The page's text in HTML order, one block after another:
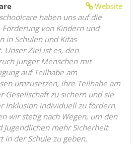
Website
haben uns auf die
von Kindern und
in Schulen und Kitas
Unser Ziel ist es, den
junger Menschen mit
auf Teilhabe am
umzusetzen, ihre Teilhabe am
Gesellschaft zu sichern und sie
Inklusion individuell zu fördern.
wir stetig nach Wegen, um den
Jugendlichen mehr Sicherheit
in der Schule zu geben.